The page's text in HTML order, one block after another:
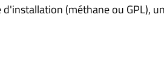
(méthane ou GPL),